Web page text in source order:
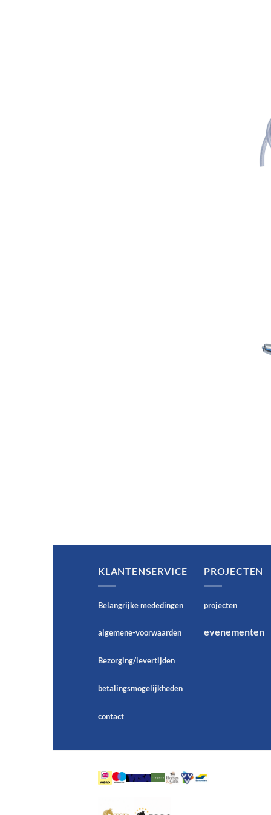
KLANTENSERVICE
Belangrijke mededingen
algemene-voorwaarden
Bezorging/levertijden
betalingsmogelijkheden
contact
PROJECTEN
projecten
evenementen